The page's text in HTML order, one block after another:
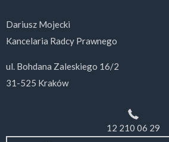
Dariusz Mojecki
Kancelaria Radcy Prawnego
ul. Bohdana Zaleskiego 16/2
31-525 Kraków
12 210 06 29